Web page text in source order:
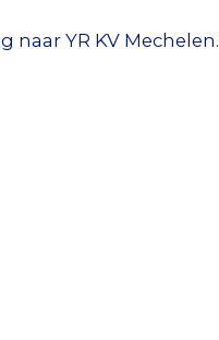
YR KV Mechelen.